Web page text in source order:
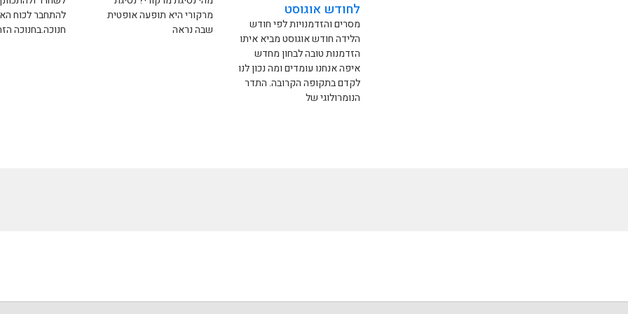
לחודש אוגוסט
מסרים והזדמנויות לפי חודש
הלידה חודש אוגוסט מביא איתו
הזדמנות טובה לבחון מחדש
איפה אנחנו עומדים ומה נכון לנו
לקדם בתקופה הקרובה. התדר
הנומרולוגי של
מרקורי היא תופעה אופטית
שבה נראה
להתחבר לכוח
חנוכה.בחנוכה